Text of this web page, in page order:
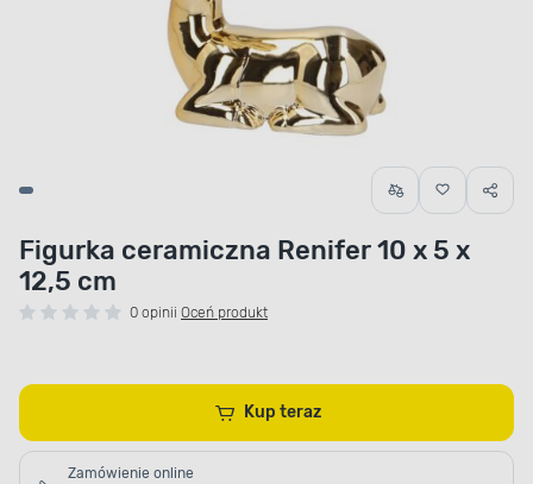
Figurka ceramiczna Renifer 10 x 5 x
12,5 cm
0 opinii Oceń produkt
Kup teraz
Zamówienie online